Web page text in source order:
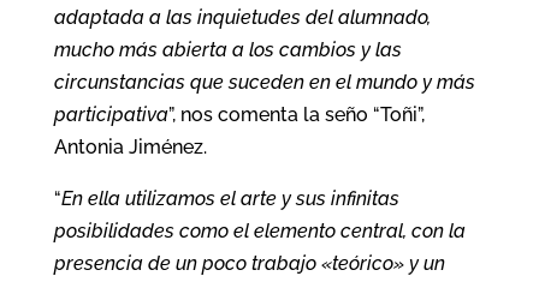
adaptada a las inquietudes del alumnado,
mucho más abierta a los cambios y las
circunstancias que suceden en el mundo y más
participativa”, nos comenta la seño “Toñi”,
Antonia Jiménez.
“En ella utilizamos el arte y sus infinitas
posibilidades como el elemento central, con la
presencia de un poco trabajo «teórico» y un